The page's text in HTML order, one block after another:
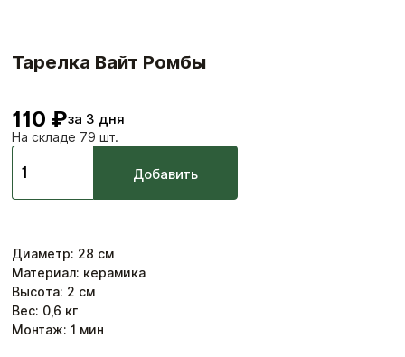
Тарелка Вайт Ромбы
110 ₽за 3 дня
На складе 79 шт.
Добавить
Диаметр: 28 см
Материал: керамика
Высота: 2 см
Вес: 0,6 кг
Монтаж: 1 мин